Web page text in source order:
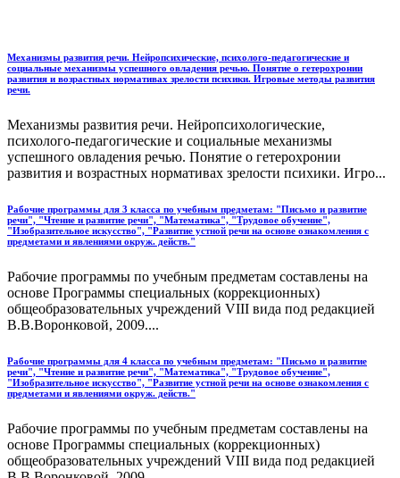
Механизмы развития речи. Нейропсихические, психолого-педагогические и
социальные механизмы успешного овладения речью. Понятие о гетерохронии
развития и возрастных нормативах зрелости психики. Игровые методы развития
речи.
Механизмы развития речи. Нейропсихологические,
психолого-педагогические и социальные механизмы
успешного овладения речью. Понятие о гетерохронии
развития и возрастных нормативах зрелости психики. Игро...
Рабочие программы для 3 класса по учебным предметам: "Письмо и развитие
речи", "Чтение и развитие речи", "Математика", "Трудовое обучение",
"Изобразительное искусство", "Развитие устной речи на основе ознакомления с
предметами и явлениями окруж. действ."
Рабочие программы по учебным предметам составлены на
основе Программы специальных (коррекционных)
общеобразовательных учреждений VIII вида под редакцией
В.В.Воронковой, 2009....
Рабочие программы для 4 класса по учебным предметам: "Письмо и развитие
речи", "Чтение и развитие речи", "Математика", "Трудовое обучение",
"Изобразительное искусство", "Развитие устной речи на основе ознакомления с
предметами и явлениями окруж. действ."
Рабочие программы по учебным предметам составлены на
основе Программы специальных (коррекционных)
общеобразовательных учреждений VIII вида под редакцией